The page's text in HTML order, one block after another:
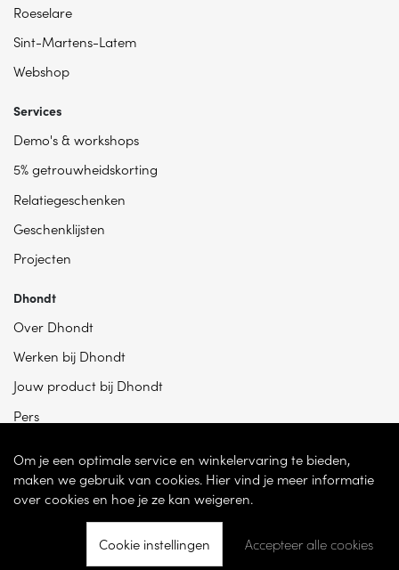
Roeselare
Sint-Martens-Latem
Webshop
Services
Demo's & workshops
5% getrouwheidskorting
Relatiegeschenken
Geschenklijsten
Projecten
Dhondt
Over Dhondt
Werken bij Dhondt
Jouw product bij Dhondt
Pers
© 2026 - Dhondt Interieur NV – Ondernemingsnummer BE 0865 787 950 –
Om je een optimale service en winkelervaring te bieden,
maken we gebruik van cookies. Hier vind je meer informatie
over cookies en hoe je ze kan weigeren.
Cookie instellingen Accepteer alle cookies